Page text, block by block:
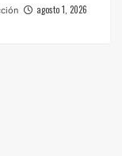
agosto 1, 2026